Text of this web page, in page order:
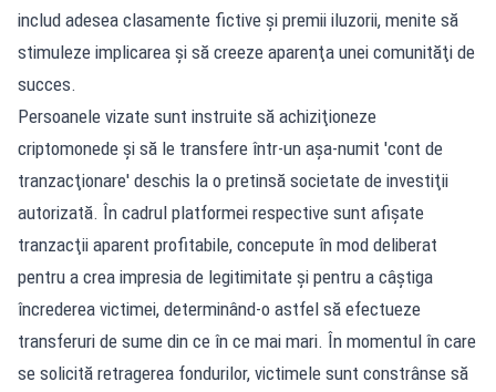
includ adesea clasamente fictive şi premii iluzorii, menite să
stimuleze implicarea şi să creeze aparenţa unei comunităţi de
succes.
Persoanele vizate sunt instruite să achiziţioneze
criptomonede şi să le transfere într-un aşa-numit 'cont de
tranzacţionare' deschis la o pretinsă societate de investiţii
autorizată. În cadrul platformei respective sunt afişate
tranzacţii aparent profitabile, concepute în mod deliberat
pentru a crea impresia de legitimitate şi pentru a câştiga
încrederea victimei, determinând-o astfel să efectueze
transferuri de sume din ce în ce mai mari. În momentul în care
se solicită retragerea fondurilor, victimele sunt constrânse să